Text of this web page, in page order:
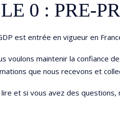
0 : PRE-
est entrée en vigueur en
voulons maintenir la confiance
que nous recevons et
et si vous avez des questions,